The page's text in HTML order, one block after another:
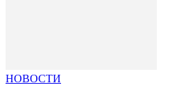
НОВОСТИ